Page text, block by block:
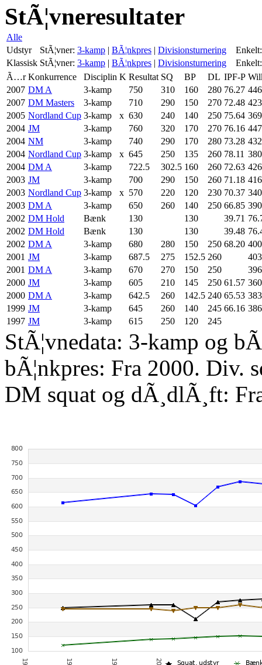
StÃ¦vneresultater
Alle
Udstyr
StÃ¦vner: 3-kamp | BÃ¦nkpres | Divisionsturnering
Enkelt:
Klassisk StÃ¦vner: 3-kamp | BÃ¦nkpres | Divisionsturnering
Enkelt:
Ã…r Konkurrence Disciplin K Resultat SQ BP DL IPF-P
2007 DM A 3-kamp 750 310 160 280 76.27
2007 DM Masters 3-kamp 710 290 150 270 72.48
2005 Nordland Cup 3-kamp x 630 240 140 250 75.64
2004 JM 3-kamp 760 320 170 270 76.16
2004 NM 3-kamp 740 290 170 280 73.28
2004 Nordland Cup 3-kamp x 645 250 135 260 78.11
2004 DM A 3-kamp 722.5 302.5 160 260 72.63
2003 JM 3-kamp 700 290 150 260 71.18
2003 Nordland Cup 3-kamp x 570 220 120 230 70.37
2003 DM A 3-kamp 650 260 140 250 66.85
2002 DM Hold Bænk 130 130 39.71
2002 DM Hold Bænk 130 130 39.48
2002 DM A 3-kamp 680 280 150 250 68.20
2001 JM 3-kamp 687.5 275 152.5 260
2001 DM A 3-kamp 670 270 150 250
2000 JM 3-kamp 605 210 145 250 61.57
2000 DM A 3-kamp 642.5 260 142.5 240 65.53
1999 JM 3-kamp 645 260 140 245 66.16
1997 JM 3-kamp 615 250 120 245
StÃ¦vnedata: 3-kamp og
bÃ¦nkpres: Fra 2000. Div.
DM squat og dÃ¸dlÃ¸ft: